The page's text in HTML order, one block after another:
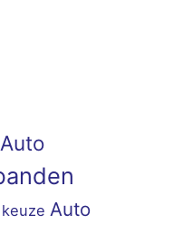
Auto
Auto